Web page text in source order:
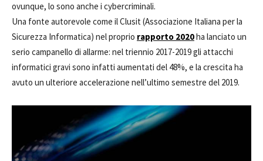
ovunque, lo sono anche i cybercriminali.
Una fonte autorevole come il Clusit (Associazione Italiana per la
Sicurezza Informatica) nel proprio rapporto 2020ha lanciato un
serio campanello di allarme: nel triennio 2017-2019 gli attacchi
informatici gravi sono infatti aumentati del 48%, e la crescita ha
avuto un ulteriore accelerazione nell’ultimo semestre del 2019.